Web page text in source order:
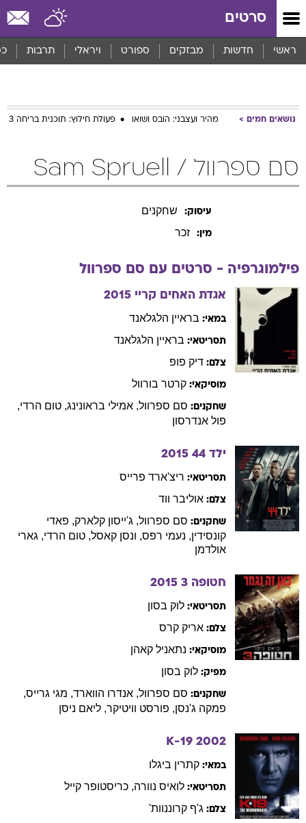
סרטים
ראשי חדשות מבזקים ספורט ויראלי תרבות
נושאים חמים מהיר ועצבני: הובס ושואו פעולת חילוץ: תוכנית בריחה 3
סם ספרוול / Sam Spruell
עיסוק: שחקנים
מין: זכר
פילמוגרפיה - סרטים עם סם ספרוול
אגדת האחים קריי 2015
במאי: בראיין הלגלאנד
תסריטאי: בראיין הלגלאנד
צלם: דיק פופ
מוסיקאי: קרטר בורוול
שחקנים: סם ספרוול, אמילי בראונינג, טום הרדי,
פול אנדרסון
ילד 44 2015
תסריטאי: ריצ'ארד פרייס
צלם: אוליבר ווד
שחקנים: סם ספרוול, ג'ייסון קלארק, פאדי
קונסידין, נעמי רפס, ונסן קאסל, טום הרדי, גארי
אולדמן
חטופה 3 2015
תסריטאי: לוק בסון
צלם: אריק קרס
מוסיקאי: נתאניל קאהן
מפיק: לוק בסון
שחקנים: סם ספרוול, אנדרו הווארד, מגי גרייס,
פמקה ג'נסן, פורסט וויטיקר, ליאם ניסן
K-19 2002
במאי: קתרין ביגלו
תסריטאי: לואיס נוורה, כריסטופר קייל
צלם: ג'ף קרוננוות'